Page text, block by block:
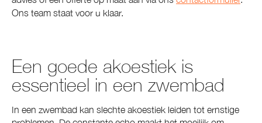
Ons team staat voor u klaar.
Een goede akoestiek is
essentieel in een zwembad
In een zwembad kan slechte akoestiek leiden tot ernstige